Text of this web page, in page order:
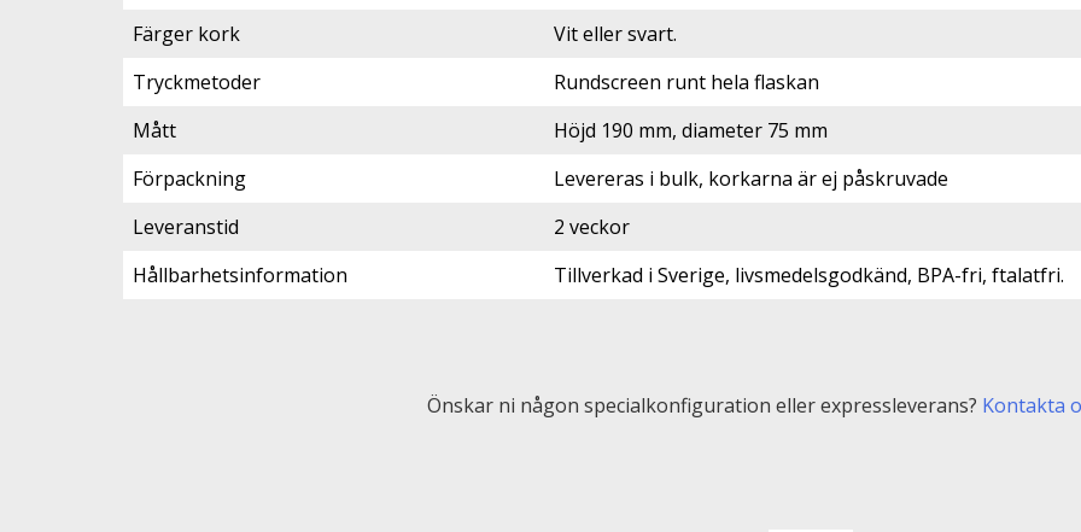
Färger kork
Vit eller svart.
Tryckmetoder
Rundscreen runt hela flaskan
Mått
Höjd 190 mm, diameter 75 mm
Förpackning
Levereras i bulk, korkarna är ej påskruvade
Leveranstid
2 veckor
Hållbarhetsinformation
Tillverkad i Sverige, livsmedelsgodkänd, BPA-fri, ftalatfri.
Önskar ni någon specialkonfiguration eller expressleverans? Kontakta